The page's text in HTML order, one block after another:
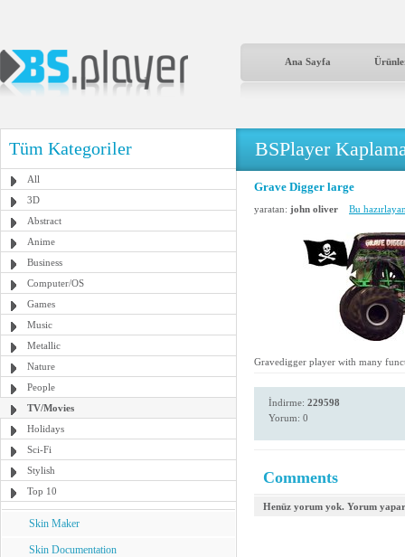
Ana Sayfa
Tüm Kategoriler
All
3D
Abstract
Anime
Business
Computer/OS
Games
Music
Metallic
Nature
People
TV/Movies
Holidays
Sci-Fi
Stylish
Top 10
Skin Maker
Skin Documentation
BSPlayer
Grave Digger large
yaratan: john oliver Bu
Gravedigger player with many
İndirme: 229598
Yorum: 0
Comments
Henüz yorum yok. Yorum